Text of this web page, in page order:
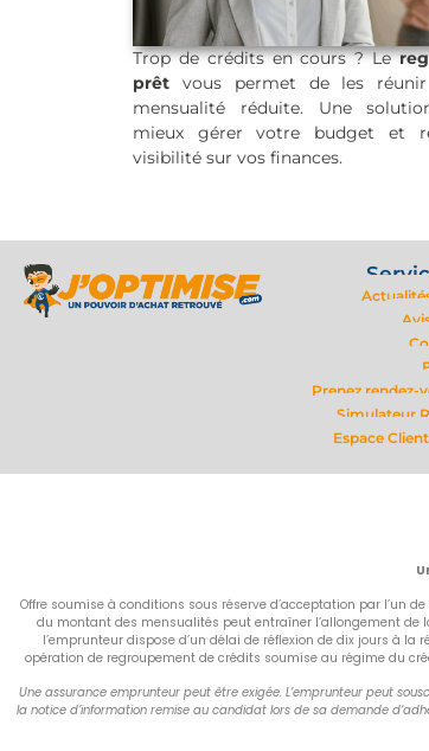
prêt
Trop de crédits en cours ? Le
prêt vous permet de les
mensualité réduite. Une
mieux gérer votre budget et
visibilité sur vos finances.
Prenez rendez-
Simulateur
Espace
Offre soumise à conditions sous réserve d’acceptation par l’un
du montant des mensualités peut entraîner l’allongement de
l’emprunteur dispose d’un délai de réflexion de dix jours à
opération de regroupement de crédits soumise au régime du
Une assurance emprunteur peut être exigée. L’emprunteur peut
la notice d’information remise au candidat lors de sa demande